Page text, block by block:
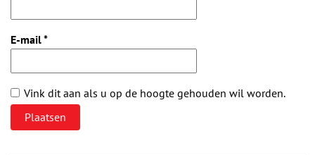
E-mail*
Vink dit aan als u op de hoogte gehouden wil worden.